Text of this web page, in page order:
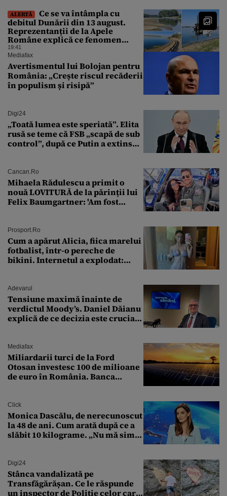
ALERTĂ
Ce se va întâmpla cu
debitul Dunării din 13 august.
Reprezentanții de la Apele
Române explică ce fenomen
urmează
19:41
Mediafax
Avertismentul lui Bolojan pentru
România: „Crește riscul recăderii
în populism și risipă”
Digi24
„Toată lumea este speriată”. Elita
rusă se teme că FSB „scapă de sub
control”, după ce Putin a extins
Cancan.ro
Mihaela Rădulescu a primit o
nouă LOVITURĂ de la părinții lui
Felix Baumgartner: 'Am fost
Prosport.ro
Cum a apărut Alicia, fiica marelui
fotbalist, într-o pereche de
bikini. Internetul a explodat:
Adevarul
Tensiune maximă înainte de
verdictul Moody’s. Daniel Dăianu
explică de ce decizia este crucială
Mediafax
Miliardarii turci de la Ford
Otosan investesc 100 de milioane
de euro în România. Banca
Click
Monica Dascălu, de nerecunoscut
la 48 de ani. Cum arată după ce a
slăbit 10 kilograme. „Nu mă simt
Digi24
Stânca vandalizată pe
Transfăgărășan. Ce le răspunde
un inspector de Poliție celor care